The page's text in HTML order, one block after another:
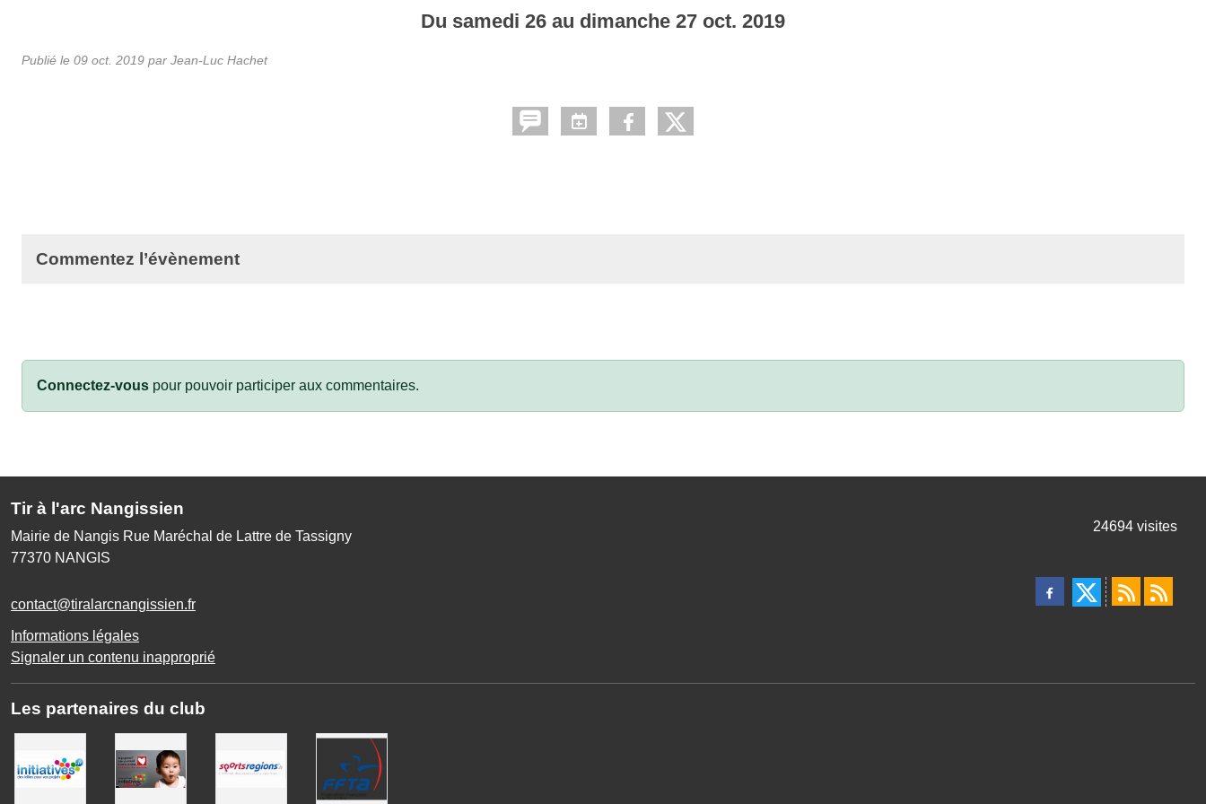
Du samedi 26 au dimanche 27 oct. 2019
Publié le 09 oct. 2019 par Jean-Luc Hachet
Commentez l’évènement
Connectez-vous pour pouvoir participer aux commentaires.
Tir à l'arc Nangissien
Mairie de Nangis Rue Maréchal de Lattre de Tassigny
77370 NANGIS
contact@tiralarcnangissien.fr
Informations légales
Signaler un contenu inapproprié
24694 visites
Les partenaires du club